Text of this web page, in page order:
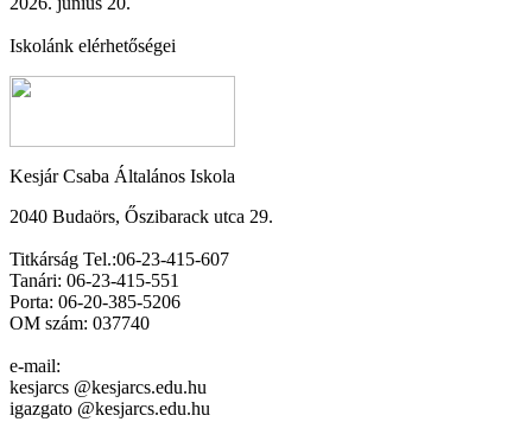
Iskolánk elérhetőségei
Kesjár Csaba Általános Iskola
2040 Budaörs, Őszibarack utca 29.
Titkárság Tel.:06-23-415-607
Tanári: 06-23-415-551
Porta: 06-20-385-5206
OM szám: 037740
e-mail:
kesjarcs @kesjarcs.edu.hu
igazgato @kesjarcs.edu.hu